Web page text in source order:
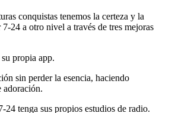
conquistas tenemos la certeza y la
24 a otro nivel a través de tres mejoras
propia app.
sin perder la esencia, haciendo
adoración.
24 tenga sus propios estudios de radio.